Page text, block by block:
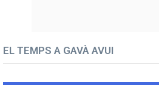
EL TEMPS A GAVÀ AVUI